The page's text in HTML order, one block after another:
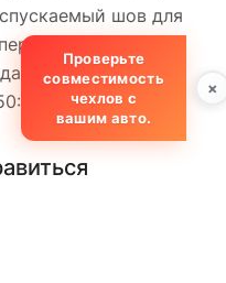
шов для
сиденьях.
для модульных
60:40.
Проверьте
совместимость
чехлов с
вашим авто.
×